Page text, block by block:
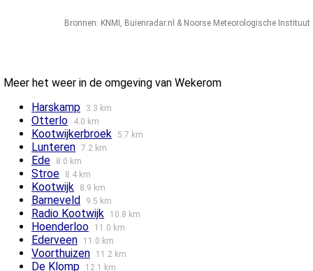
Bronnen: KNMI , Buienradar.nl & Noorse Meteorologische Instituut
Meer het weer in de omgeving van Wekerom
Harskamp
3.3 km
Otterlo 4.0 km
Kootwijkerbroek 5.7 km
Lunteren 7.2 km
Ede 8.0 km
Stroe 8.4 km
Kootwijk 8.9 km
Barneveld 9.5 km
Radio Kootwijk 10.8 km
Hoenderloo 11.0 km
Ederveen 11.0 km
Voorthuizen 11.2 km
De Klomp 12.1 km